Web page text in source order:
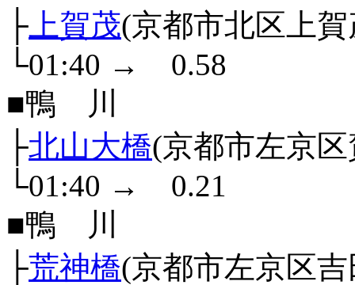
├ 上賀茂(京都市北区上
└01:40 →
0.58
■鴨 川
├北山大橋(京都市左京
└01:40 →
0.21
■鴨 川
├荒神橋(京都市左京区